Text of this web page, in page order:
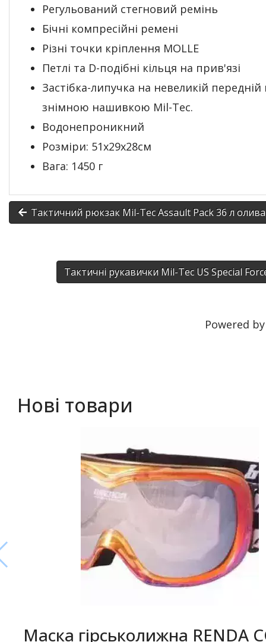
Регульований стегновий ремінь
Бічні компресійні ремені
Різні точки кріплення MOLLE
Петлі та D-подібні кільця на прив'язі
Застібка-липучка на невеликій передній
знімною нашивкою Mil-Tec.
Водонепроникний
Розміри: 51x29x28см
Вага: 1450 г
Тактичний рюкзак Mil-Tec Assault Pack 36 л олива
Тактичні рукавички Mil-Tec US Special
Powered
Нові товари
Маска гірськолижна RENDA